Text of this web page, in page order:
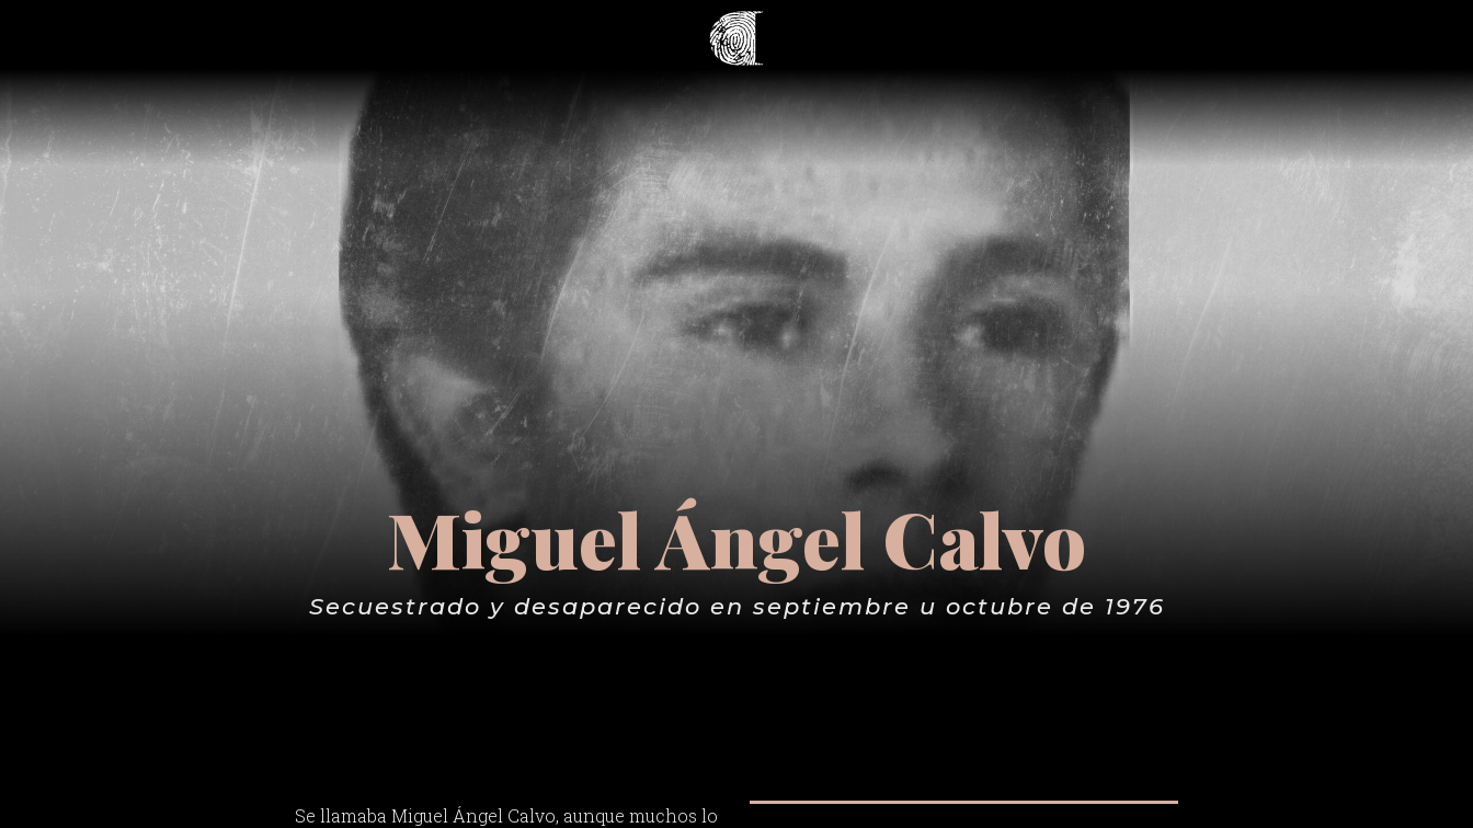
Miguel Ángel Calvo
Secuestrado y desaparecido en septiembre u octubre de 1976
Se llamaba Miguel Ángel Calvo, aunque muchos lo